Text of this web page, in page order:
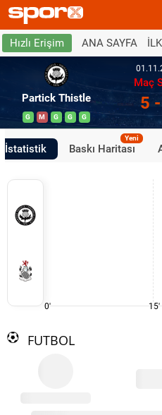
Hızlı Erişim ANA SAYFA
Partick Thistle
G M G G G
Maç
5
İstatistik Baskı Haritası
Yeni
0' 15'
FUTBOL